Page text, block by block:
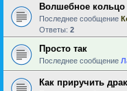
Волшебное кольцо
Последнее сообщение
Ответы: 2
Просто так
Последнее сообщение
Как приручить